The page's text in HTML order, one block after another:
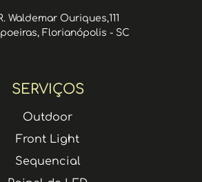
SERVIÇOS
Outdoor
Front Light
Sequencial
Waldemar Ouriques,111
Florianópolis - SC